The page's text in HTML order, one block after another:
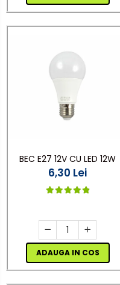
BEC E27 12V CU LED 12W
6,30 Lei
ADAUGA IN COS